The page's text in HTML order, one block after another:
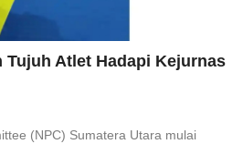
Tujuh Atlet Hadapi Kejurnas
(NPC) Sumatera Utara mulai